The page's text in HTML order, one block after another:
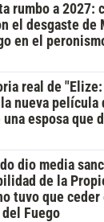
rumbo a 2027:
el desgaste de
en el
real de
nueva película
una esposa que
dio media
de la
tuvo que ceder
del Fuego